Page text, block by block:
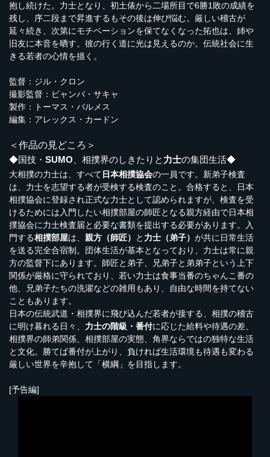
抱し続けた。力士となり、初土俵から二場所目で6勝1敗の成績を
残し、序二段まで昇進するもその後は伸び悩む。厳しい稽古が
延々続き、次第にモチベーションを保てなくなった拓也は、姉や
旧友に本音を晒す。彼の行く道に光は見えるのか。伝統社会に生
きる若者の心情を描く。
監督：ジル・クロン
撮影監督：ビャンバ・サキャ
製作：トーマス・バルメス
編集：アレックス・カードン
＜作品の見どころ＞
◆国技・ SUMO 、相撲界のしきたりと 力士の集団生活◆
大相撲の力士は、すべて 日本相撲協会の一員です。新弟子検査
は、力士を志望する者が受検する検査のこと。合格すると、日本
相撲協会に登録され正式な力士として認められますが、検査を受
けるためには入門したい相撲部屋の師匠となる親方経由で日本相
撲協会に力士検査届と必要な書類を提出する必要があります。入
門する相撲部屋は、 親方（師匠） と 力士（弟子） が共に日常生活
を送る完全合宿制。団体生活が基本となっており、力士は常に親
方の監督下にあります。師匠と弟子、兄弟子と弟弟子という上下
関係が厳格に守られており、若い力士は食事当番のちゃんこ番の
他、兄弟子たちの洗濯などの雑用もあり、自由な時間を持てない
こともあります。
日本の伝統武道・相撲界に飛び込んだ若者が接する、相撲の稽古
に明け暮れる日々、 力士の階級・番付に応じた給料や待遇の差、
相撲界の師弟関係、相撲部屋の実態、角界ならではの独特な生活
と文化。勝てば番付が上がり、負ければ生活環境も待遇も変わる
厳しい世界を辛抱して「横綱」を目指します。
[予告編]